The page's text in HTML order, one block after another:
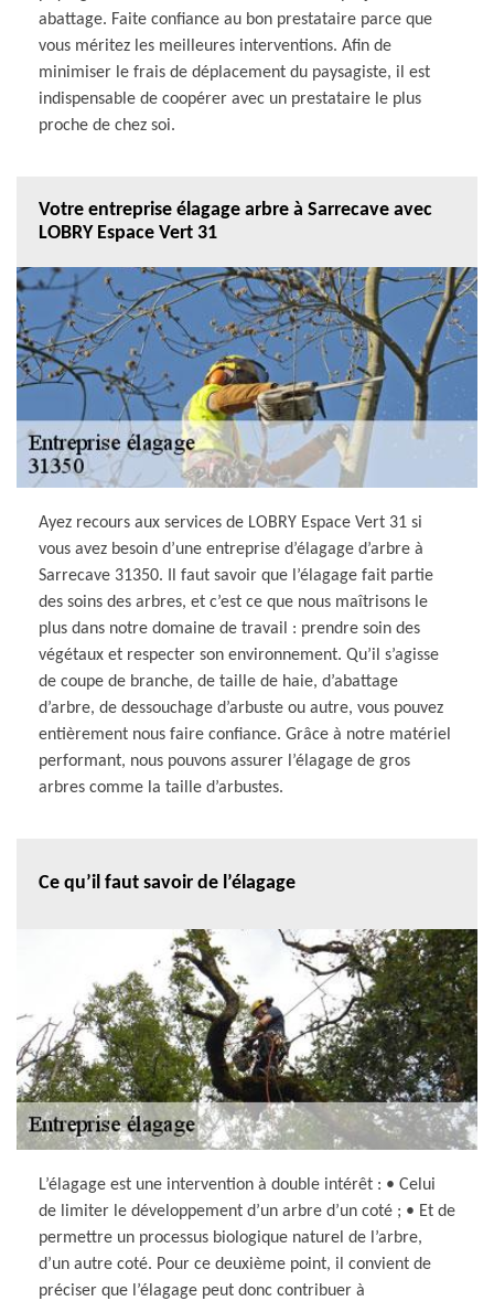
abattage. Faite confiance au bon prestataire parce que
vous méritez les meilleures interventions. Afin de
minimiser le frais de déplacement du paysagiste, il est
indispensable de coopérer avec un prestataire le plus
proche de chez soi.
Votre entreprise élagage arbre à Sarrecave avec
LOBRY Espace Vert 31
Ayez recours aux services de LOBRY Espace Vert 31 si
vous avez besoin d’une entreprise d’élagage d’arbre à
Sarrecave 31350. Il faut savoir que l’élagage fait partie
des soins des arbres, et c’est ce que nous maîtrisons le
plus dans notre domaine de travail : prendre soin des
végétaux et respecter son environnement. Qu’il s’agisse
de coupe de branche, de taille de haie, d’abattage
d’arbre, de dessouchage d’arbuste ou autre, vous pouvez
entièrement nous faire confiance. Grâce à notre matériel
performant, nous pouvons assurer l’élagage de gros
arbres comme la taille d’arbustes.
Ce qu’il faut savoir de l’élagage
L’élagage est une intervention à double intérêt : • Celui
de limiter le développement d’un arbre d’un coté ; • Et de
permettre un processus biologique naturel de l’arbre,
d’un autre coté. Pour ce deuxième point, il convient de
préciser que l’élagage peut donc contribuer à